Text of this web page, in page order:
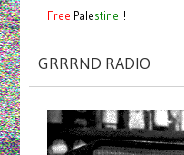
Free Palestine !
GRRRND RADIO